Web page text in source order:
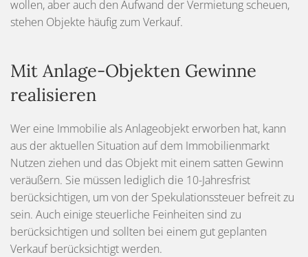
wollen, aber auch den Aufwand der Vermietung scheuen,
stehen Objekte häufig zum Verkauf.
Mit Anlage-Objekten Gewinne
realisieren
Wer eine Immobilie als Anlageobjekt erworben hat, kann
aus der aktuellen Situation auf dem Immobilienmarkt
Nutzen ziehen und das Objekt mit einem satten Gewinn
veräußern. Sie müssen lediglich die 10-Jahresfrist
berücksichtigen, um von der Spekulationssteuer befreit zu
sein. Auch einige steuerliche Feinheiten sind zu
berücksichtigen und sollten bei einem gut geplanten
Verkauf berücksichtigt werden.